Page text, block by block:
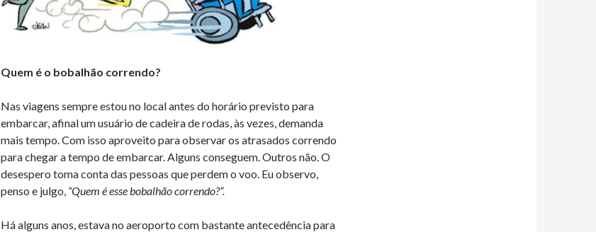
Quem é o bobalhão correndo?
Nas viagens sempre estou no local antes do horário previsto para
embarcar, afinal um usuário de cadeira de rodas, às vezes, demanda
mais tempo. Com isso aproveito para observar os atrasados correndo
para chegar a tempo de embarcar. Alguns conseguem. Outros não. O
desespero toma conta das pessoas que perdem o voo. Eu observo,
penso e julgo, “Quem é esse bobalhão correndo?”.
Há alguns anos, estava no aeroporto com bastante antecedência para